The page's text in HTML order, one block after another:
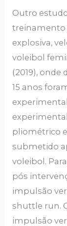
Outro
treinamento
explosiva,
voleibol
(2019), onde
15 anos
pliométrico
submetido
voleibol.
pós
impulsão
shuttle run.
impulsão